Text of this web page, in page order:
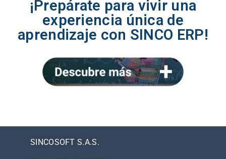
¡Prepárate para vivir una
experiencia única de
aprendizaje con SINCO ERP!
SINCOSOFT S.A.S.